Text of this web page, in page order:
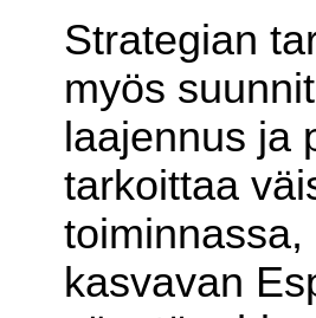
Strategian
myös
laajennus ja
tarkoittaa
kasvavan